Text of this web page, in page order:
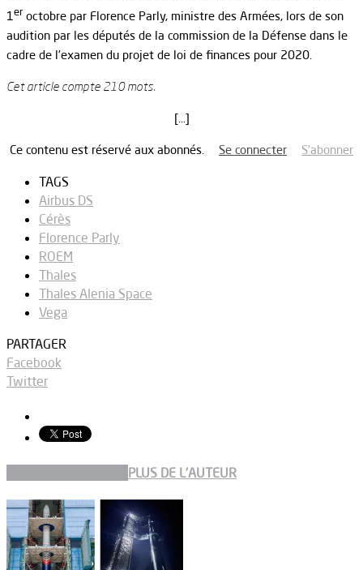
1er octobre par Florence Parly, ministre des Armées, lors de son
audition par les députés de la commission de la Défense dans le
cadre de l’examen du projet de loi de finances pour 2020.
Cet article compte 210 mots.
[…]
Ce contenu est réservé aux abonnés. Se connecter S’abonner
TAGS
Airbus DS
Cérès
Florence Parly
ROEM
Thales
Thales Alenia Space
Vega
PARTAGER
Facebook
Twitter
PLUS DE L'AUTEUR